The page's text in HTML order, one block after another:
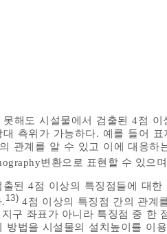
해도 시설물에서 검출된 4점
측위가 가능하다. 예를 들어
관계를 알 수 있고 이에 대응
변환으로 표현할 수 있으
된 4점 이상의 특징점들에 대
13) 4점 이상의 특징점 간의 관계
구 좌표가 아니라 특징점 중 한
방법을 시설물의 설치높이를 이